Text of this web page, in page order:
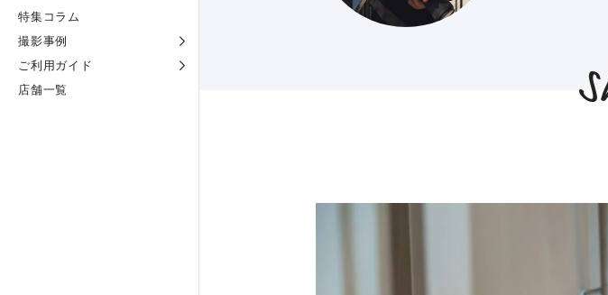
特集コラム
撮影事例
ご利用ガイド
店舗一覧